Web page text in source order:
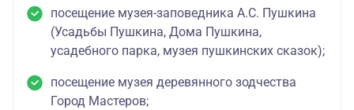
посещение музея-заповедника А.С. Пушкина
(Усадьбы Пушкина, Дома Пушкина,
усадебного парка, музея пушкинских сказок);
посещение музея деревянного зодчества
Город Мастеров;